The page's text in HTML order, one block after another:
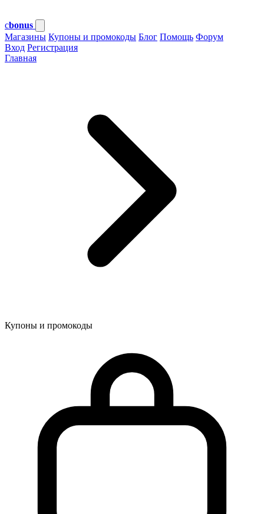
cbonus
Магазины Купоны и промокоды Блог Помощь Форум
Вход Регистрация
Главная
Купоны и промокоды